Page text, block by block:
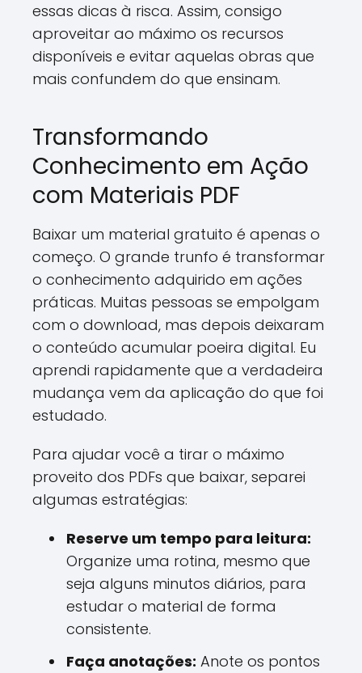
essas dicas à risca. Assim, consigo
aproveitar ao máximo os recursos
disponíveis e evitar aquelas obras que
mais confundem do que ensinam.
Transformando
Conhecimento em Ação
com Materiais PDF
Baixar um material gratuito é apenas o
começo. O grande trunfo é transformar
o conhecimento adquirido em ações
práticas. Muitas pessoas se empolgam
com o download, mas depois deixaram
o conteúdo acumular poeira digital. Eu
aprendi rapidamente que a verdadeira
mudança vem da aplicação do que foi
estudado.
Para ajudar você a tirar o máximo
proveito dos PDFs que baixar, separei
algumas estratégias:
Reserve um tempo para leitura:
Organize uma rotina, mesmo que
seja alguns minutos diários, para
estudar o material de forma
consistente.
Faça anotações: Anote os pontos